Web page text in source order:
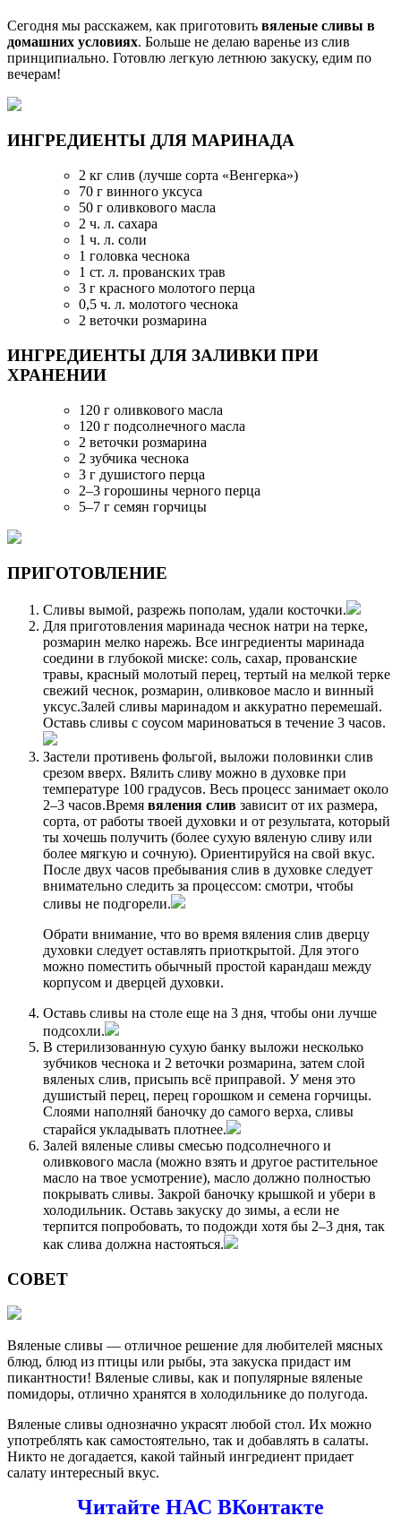
Сегодня мы расскажем, как приготовить вяленые сливы в
домашних условиях. Больше не делаю варенье из слив
принципиально. Готовлю легкую летнюю закуску, едим по
вечерам!
ИНГРЕДИЕНТЫ ДЛЯ МАРИНАДА
2 кг слив (лучше сорта «Венгерка»)
70 г винного уксуса
50 г оливкового масла
2 ч. л. сахара
1 ч. л. соли
1 головка чеснока
1 ст. л. прованских трав
3 г красного молотого перца
0,5 ч. л. молотого чеснока
2 веточки розмарина
ИНГРЕДИЕНТЫ ДЛЯ ЗАЛИВКИ ПРИ
ХРАНЕНИИ
120 г оливкового масла
120 г подсолнечного масла
2 веточки розмарина
2 зубчика чеснока
3 г душистого перца
2–3 горошины черного перца
5–7 г семян горчицы
ПРИГОТОВЛЕНИЕ
Сливы вымой, разрежь пополам, удали косточки.
Для приготовления маринада чеснок натри на терке,
розмарин мелко нарежь. Все ингредиенты маринада
соедини в глубокой миске: соль, сахар, прованские
травы, красный молотый перец, тертый на мелкой терке
свежий чеснок, розмарин, оливковое масло и винный
уксус.Залей сливы маринадом и аккуратно перемешай.
Оставь сливы с соусом мариноваться в течение 3 часов.
Застели противень фольгой, выложи половинки слив
срезом вверх. Вялить сливу можно в духовке при
температуре 100 градусов. Весь процесс занимает около
2–3 часов.Время вяления слив зависит от их размера,
сорта, от работы твоей духовки и от результата, который
ты хочешь получить (более сухую вяленую сливу или
более мягкую и сочную). Ориентируйся на свой вкус.
После двух часов пребывания слив в духовке следует
внимательно следить за процессом: смотри, чтобы
сливы не подгорели.
Обрати внимание, что во время вяления слив дверцу
духовки следует оставлять приоткрытой. Для этого
можно поместить обычный простой карандаш между
корпусом и дверцей духовки.
Оставь сливы на столе еще на 3 дня, чтобы они лучше
подсохли.
В стерилизованную сухую банку выложи несколько
зубчиков чеснока и 2 веточки розмарина, затем слой
вяленых слив, присыпь всё приправой. У меня это
душистый перец, перец горошком и семена горчицы.
Слоями наполняй баночку до самого верха, сливы
старайся укладывать плотнее.
Залей вяленые сливы смесью подсолнечного и
оливкового масла (можно взять и другое растительное
масло на твое усмотрение), масло должно полностью
покрывать сливы. Закрой баночку крышкой и убери в
холодильник. Оставь закуску до зимы, а если не
терпится попробовать, то подожди хотя бы 2–3 дня, так
как слива должна настояться.
СОВЕТ
Вяленые сливы — отличное решение для любителей мясных
блюд, блюд из птицы или рыбы, эта закуска придаст им
пикантности! Вяленые сливы, как и популярные вяленые
помидоры, отлично хранятся в холодильнике до полугода.
Вяленые сливы однозначно украсят любой стол. Их можно
употреблять как самостоятельно, так и добавлять в салаты.
Никто не догадается, какой тайный ингредиент придает
салату интересный вкус.
Читайте НАС ВКонтакте